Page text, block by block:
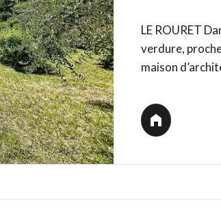
LE ROURET
verdure,
maison
donnant sur la